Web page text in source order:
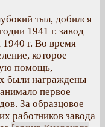
тыл, добился
1941 г. завод
г. Во время
которое
помощь,
были награждены
первое
За образцовое
работников завода